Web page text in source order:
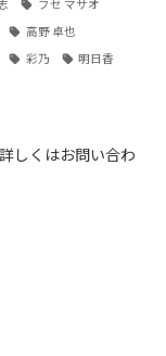
フセ マサオ
高野 卓也
彩乃 明日香
しくはお問い合わ